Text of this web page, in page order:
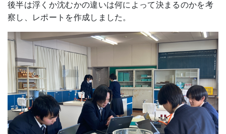
後半は浮くか沈むかの違いは何によって決まるのかを考
察し、レポートを作成しました。